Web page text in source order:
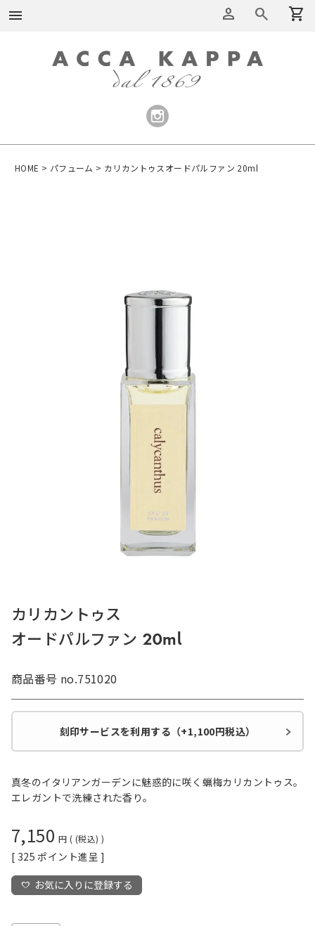
menu person search shopping_cart
HOME パフューム カリカントゥスオードパルファン 20ml
カリカントゥス
オードパルファン 20ml
商品番号 no.751020
刻印サービスを利用する（+1,100円税込）
真冬のイタリアンガーデンに魅惑的に咲く蝋梅カリカントゥス。
エレガントで洗練された香り。
7,150 税込
[ 325 ポイント進呈 ]
お気に入りに登録する